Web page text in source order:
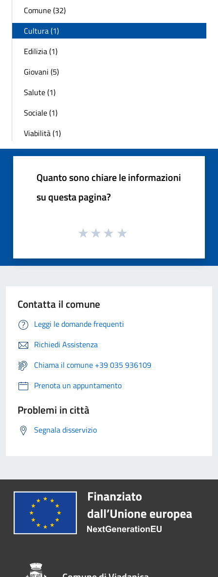
Comune (32)
Cultura (1)
Edilizia (1)
Giovani (5)
Salute (1)
Sociale (1)
Viabilità (1)
Quanto sono chiare le informazioni
su questa pagina?
Contatta il comune
Leggi le domande frequenti
Richiedi Assistenza
Chiama il comune +39 035 936109
Prenota un appuntamento
Problemi in città
Segnala disservizio